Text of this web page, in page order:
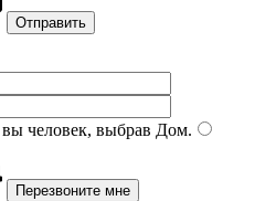
человек, выбрав Дом.